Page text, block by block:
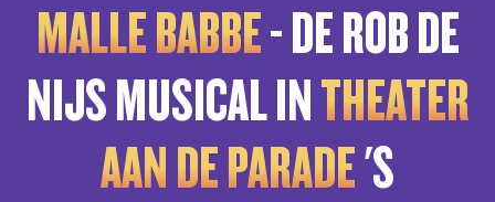
MALLE BABBE- DE ROB DE
NIJS MUSICAL INTHEATER
AAN DE PARADE'S